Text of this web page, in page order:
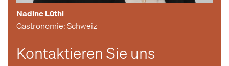
Nadine Lüthi
Gastronomie: Schweiz
Kontaktieren Sie uns